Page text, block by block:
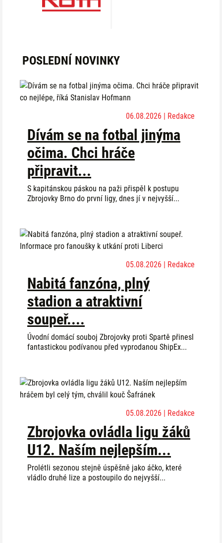
POSLEDNÍ NOVINKY
06.08.2026 | Redakce
Dívám se na fotbal jinýma
očima. Chci hráče
připravit...
S kapitánskou páskou na paži přispěl k postupu
Zbrojovky Brno do první ligy, dnes jí v nejvyšší...
05.08.2026 | Redakce
Nabitá fanzóna, plný
stadion a atraktivní
soupeř....
Úvodní domácí souboj Zbrojovky proti Spartě přinesl
fantastickou podívanou před vyprodanou ShipEx...
05.08.2026 | Redakce
Zbrojovka ovládla ligu žáků
U12. Naším nejlepším...
Prolétli sezonou stejně úspěšně jako áčko, které
vládlo druhé lize a postoupilo do nejvyšší...